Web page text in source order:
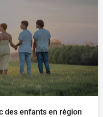
des enfants en région